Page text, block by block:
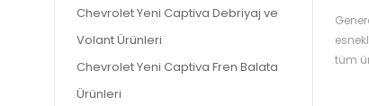
Chevrolet Yeni Captiva Debriyaj ve
Volant Ürünleri
Chevrolet Yeni Captiva Fren Balata
Ürünleri
tüm